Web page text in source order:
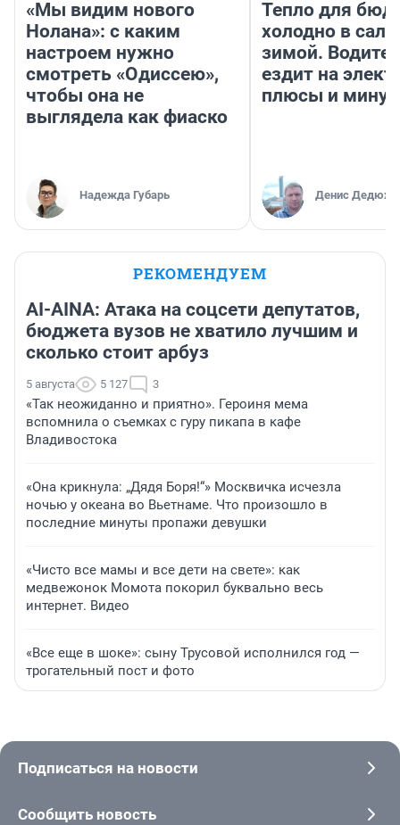
«Мы видим нового
Нолана»: с каким
настроем нужно
смотреть «Одиссею»,
чтобы она не
выглядела как фиаско
Надежда Губарь
Тепло для
холодно в
зимой.
ездит на
плюсы и
Денис
РЕКОМЕНДУЕМ
AI-AINA: Атака на соцсети депутатов,
бюджета вузов не хватило лучшим и
сколько стоит арбуз
5 августа 5 127 3
«Так неожиданно и приятно». Героиня мема
вспомнила о съемках с гуру пикапа в кафе
Владивостока
«Она крикнула: „Дядя Боря!“» Москвичка исчезла
ночью у океана во Вьетнаме. Что произошло в
последние минуты пропажи девушки
«Чисто все мамы и все дети на свете»: как
медвежонок Момота покорил буквально весь
интернет. Видео
«Все еще в шоке»: сыну Трусовой исполнился год —
трогательный пост и фото
Подписаться на новости
Сообщить новость